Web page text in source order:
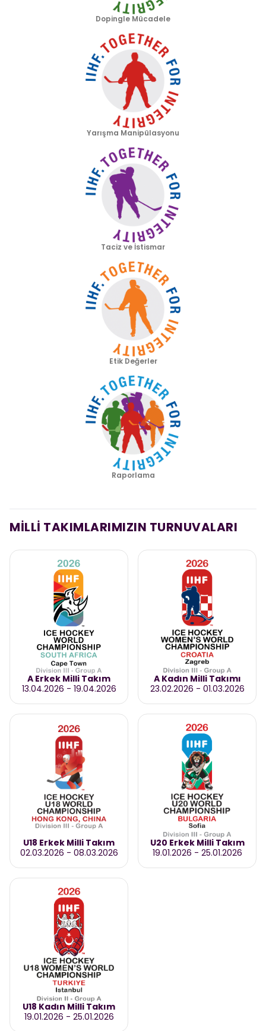
Dopingle Mücadele
Yarışma Manipülasyonu
Taciz ve İstismar
Etik Değerler
Raporlama
MİLLİ TAKIMLARIMIZIN TURNUVALARI
A Erkek Milli Takım
13.04.2026 - 19.04.2026
A Kadın Milli Takımı
23.02.2026 - 01.03.2026
U18 Erkek Milli Takım
02.03.2026 - 08.03.2026
U20 Erkek Milli Takım
19.01.2026 - 25.01.2026
U18 Kadın Milli Takım
19.01.2026 - 25.01.2026